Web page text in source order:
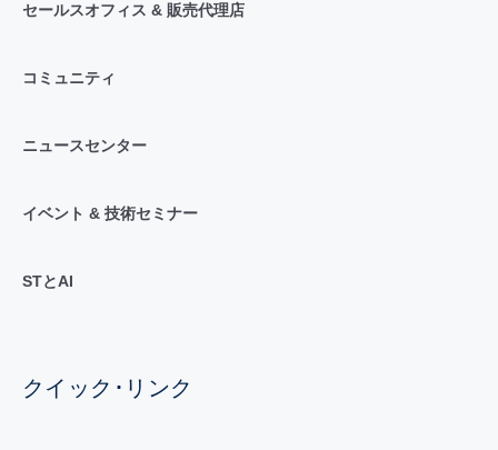
セールスオフィス & 販売代理店
コミュニティ
ニュースセンター
イベント & 技術セミナー
STとAI
クイック･リンク